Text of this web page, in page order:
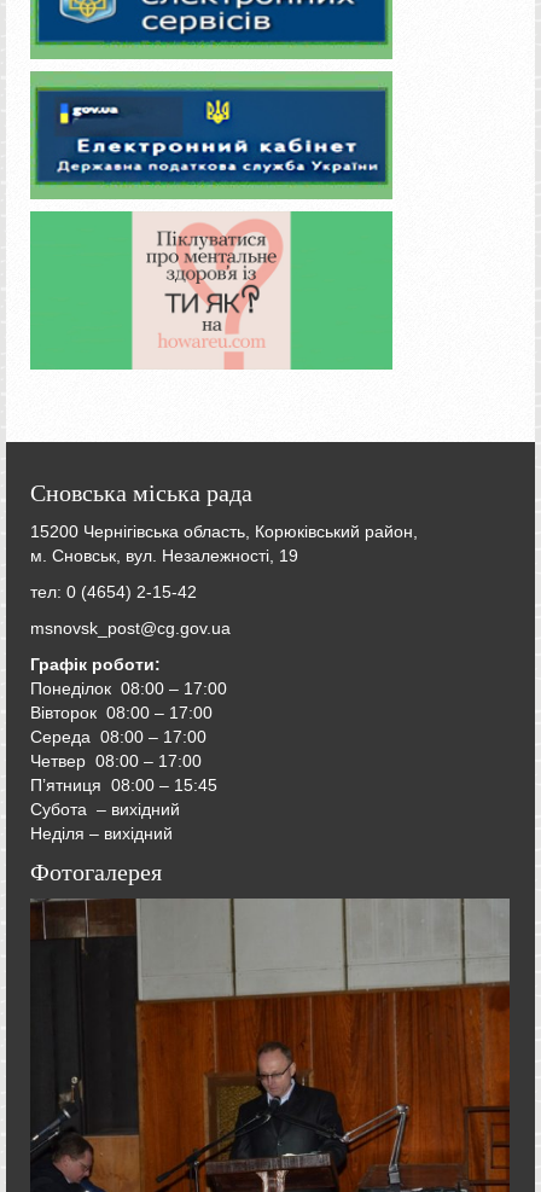
Сновська міська рада
15200 Чернігівська область, Корюківський район,
м. Сновськ, вул. Незалежності, 19
тел: 0 (4654) 2-15-42
msnovsk_post@cg.gov.ua
Графік роботи:
Понеділок 08:00 – 17:00
Вівторок 08:00 – 17:00
Середа 08:00 – 17:00
Четвер 08:00 – 17:00
П’ятниця 08:00 – 15:45
Субота – вихідний
Неділя – вихідний
Фотогалерея